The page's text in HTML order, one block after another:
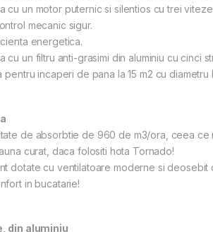
cu un motor puternic si silentios cu trei
mecanic sigur.
energetica.
cu un filtru anti-grasimi din aluminiu cu
incaperi de pana la 15 m2 cu diametru
de absorbtie de 960 de m3/ora, ceea ce
curat, daca folositi hota Tornado!
dotate cu ventilatoare moderne si
in bucatarie!
din aluminiu